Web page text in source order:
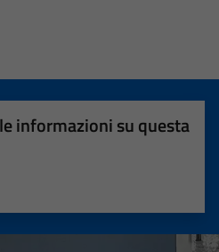
informazioni su questa
su 5
su 5